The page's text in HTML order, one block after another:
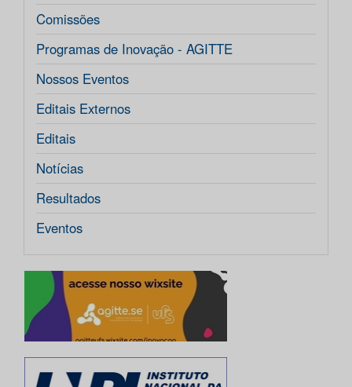
Comissões
Programas de Inovação - AGITTE
Nossos Eventos
Editais Externos
Editais
Notícias
Resultados
Eventos